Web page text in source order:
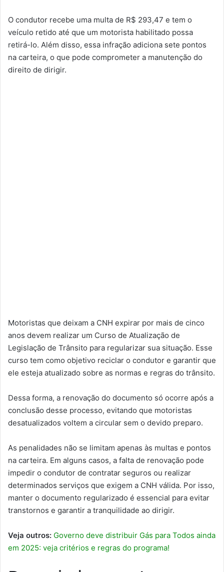
O condutor recebe uma multa de R$ 293,47 e tem o
veículo retido até que um motorista habilitado possa
retirá-lo. Além disso, essa infração adiciona sete pontos
na carteira, o que pode comprometer a manutenção do
direito de dirigir.
Motoristas que deixam a CNH expirar por mais de cinco
anos devem realizar um Curso de Atualização de
Legislação de Trânsito para regularizar sua situação. Esse
curso tem como objetivo reciclar o condutor e garantir que
ele esteja atualizado sobre as normas e regras do trânsito.
Dessa forma, a renovação do documento só ocorre após a
conclusão desse processo, evitando que motoristas
desatualizados voltem a circular sem o devido preparo.
As penalidades não se limitam apenas às multas e pontos
na carteira. Em alguns casos, a falta de renovação pode
impedir o condutor de contratar seguros ou realizar
determinados serviços que exigem a CNH válida. Por isso,
manter o documento regularizado é essencial para evitar
transtornos e garantir a tranquilidade ao dirigir.
Veja outros: Governo deve distribuir Gás para Todos ainda
em 2025: veja critérios e regras do programa!